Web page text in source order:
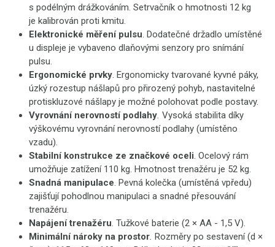
s podélným drážkováním. Setrvačník o hmotnosti 12 kg
je kalibrován proti kmitu.
Elektronické měření pulsu. Dodatečné držadlo umístěné
u displeje je vybaveno dlaňovými senzory pro snímání
pulsu.
Ergonomické prvky. Ergonomicky tvarované kyvné páky,
úzký rozestup nášlapů pro přirozený pohyb, nastavitelné
protiskluzové nášlapy je možné polohovat podle postavy.
Vyrovnání nerovností podlahy. Vysoká stabilita díky
výškovému vyrovnání nerovností podlahy (umístěno
vzadu).
Stabilní konstrukce ze značkové oceli. Ocelový rám
umožňuje zatížení 110 kg. Hmotnost trenažéru je 52 kg.
Snadná manipulace. Pevná kolečka (umístěná vpředu)
zajišťují pohodlnou manipulaci a snadné přesouvání
trenažéru.
Napájení trenažéru. Tužkové baterie (2 × AA - 1,5 V).
Minimální nároky na prostor. Rozměry po sestavení (d ×